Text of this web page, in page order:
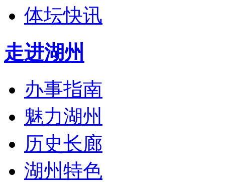
体坛快讯
走进湖州
办事指南
魅力湖州
历史长廊
湖州特色